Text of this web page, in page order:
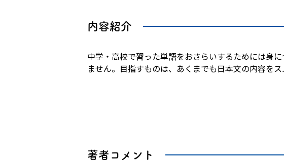
内容紹介
中学・高校で習った単語をおさらいするためには身
ません。目指すものは、あくまでも日本文の内容を
著者コメント